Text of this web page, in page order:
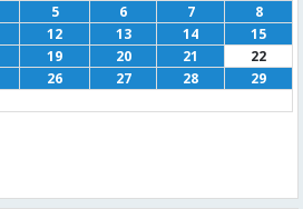
5 6 7
8
12 13 14
15
19 20 21
22
26 27 28
29